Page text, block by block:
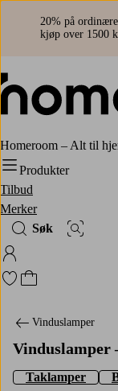
20% på
kjøp over 1500
Homeroom – Alt til
Produkter
Tilbud
Merker
Søk
Bildesøk
Logg på Homeroom
Gå tilGå til
Vinduslamper
Vinduslamper
Taklamper